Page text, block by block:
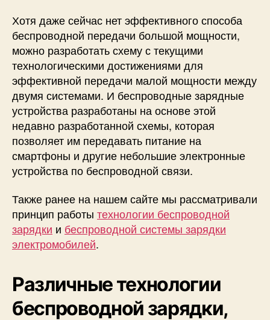
Хотя даже сейчас нет эффективного способа
беспроводной передачи большой мощности,
можно разработать схему с текущими
технологическими достижениями для
эффективной передачи малой мощности между
двумя системами. И беспроводные зарядные
устройства разработаны на основе этой
недавно разработанной схемы, которая
позволяет им передавать питание на
смартфоны и другие небольшие электронные
устройства по беспроводной связи.
Также ранее на нашем сайте мы рассматривали
принцип работы технологии беспроводной
зарядки и беспроводной системы зарядки
электромобилей.
Различные технологии
беспроводной зарядки,